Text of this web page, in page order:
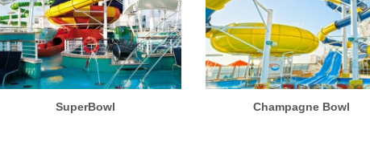
SuperBowl Champagne Bowl